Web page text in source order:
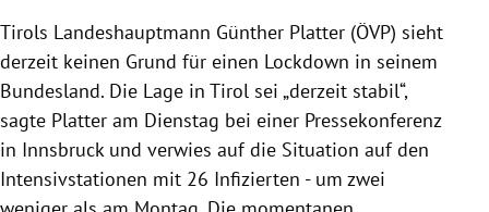
Tirols Landeshauptmann Günther Platter (ÖVP) sieht
derzeit keinen Grund für einen Lockdown in seinem
Bundesland. Die Lage in Tirol sei „derzeit stabil“,
sagte Platter am Dienstag bei einer Pressekonferenz
in Innsbruck und verwies auf die Situation auf den
Intensivstationen mit 26 Infizierten - um zwei